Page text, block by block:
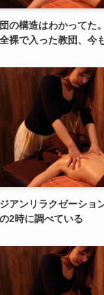
の構造はわかってた
全裸で入った教団、今
アンリラクゼーショ
2時に調べている